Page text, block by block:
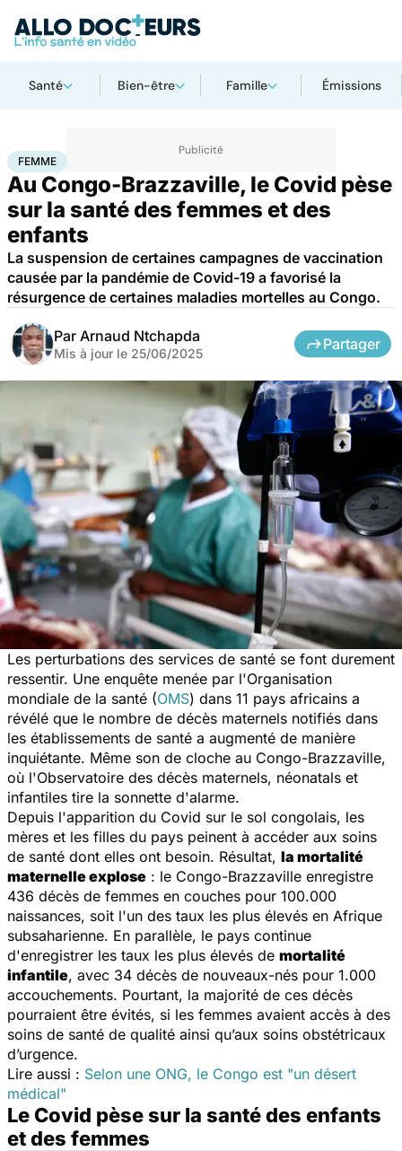
Santé Bien-être Famille Émissions
AccueilSanté Santé publiqueFemme
FEMME
Au Congo-Brazzaville, le Covid pèse
sur la santé des femmes et des
enfants
La suspension de certaines campagnes de vaccination
causée par la pandémie de Covid-19 a favorisé la
résurgence de certaines maladies mortelles au Congo.
Par Arnaud Ntchapda
Mis à jour le 25/06/2025
Partager
Les perturbations des services de santé se font durement
ressentir. Une enquête menée par l'Organisation
mondiale de la santé (OMS) dans 11 pays africains a
révélé que le nombre de décès maternels notifiés dans
les établissements de santé a augmenté de manière
inquiétante. Même son de cloche au Congo-Brazzaville,
où l'Observatoire des décès maternels, néonatals et
infantiles tire la sonnette d'alarme.
Depuis l'apparition du Covid sur le sol congolais, les
mères et les filles du pays peinent à accéder aux soins
de santé dont elles ont besoin. Résultat, la mortalité
maternelle explose : le Congo-Brazzaville enregistre
436 décès de femmes en couches pour 100.000
naissances, soit l'un des taux les plus élevés en Afrique
subsaharienne. En parallèle, le pays continue
d'enregistrer les taux les plus élevés de mortalité
infantile, avec 34 décès de nouveaux-nés pour 1.000
accouchements. Pourtant, la majorité de ces décès
pourraient être évités, si les femmes avaient accès à des
soins de santé de qualité ainsi qu’aux soins obstétricaux
d’urgence.
Lire aussi : Selon une ONG, le Congo est "un désert
médical"
Le Covid pèse sur la santé des enfants
et des femmes